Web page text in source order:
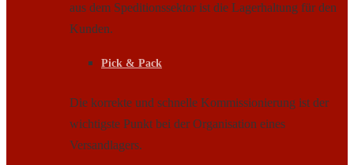
aus dem Speditionssektor ist die Lagerhaltung für den
Kunden.
Pick & Pack
Die korrekte und schnelle Kommissionierung ist der
wichtigste Punkt bei der Organisation eines
Versandlagers.